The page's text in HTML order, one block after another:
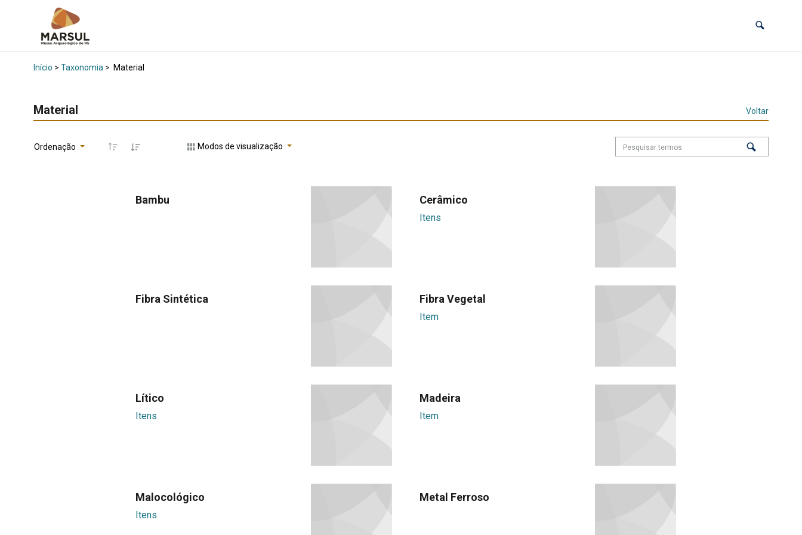
Início > Taxonomia > Material
Material Voltar
Ordenação Modos de visualização
Bambu Cerâmico
Itens
Fibra Sintética Fibra Vegetal
Item
Lítico
Itens
Madeira
Item
Malocológico
Itens
Metal Ferroso